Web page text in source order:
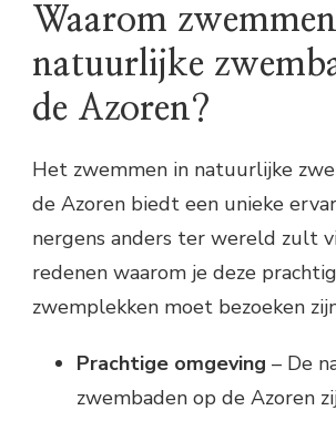
Waarom
natuurlijke
de Azoren?
Het zwemmen in natuurlijke
de Azoren biedt een unieke
nergens anders ter wereld zult
redenen waarom je deze
zwemplekken moet bezoeken
Prachtige omgeving – De
zwembaden op de Azoren